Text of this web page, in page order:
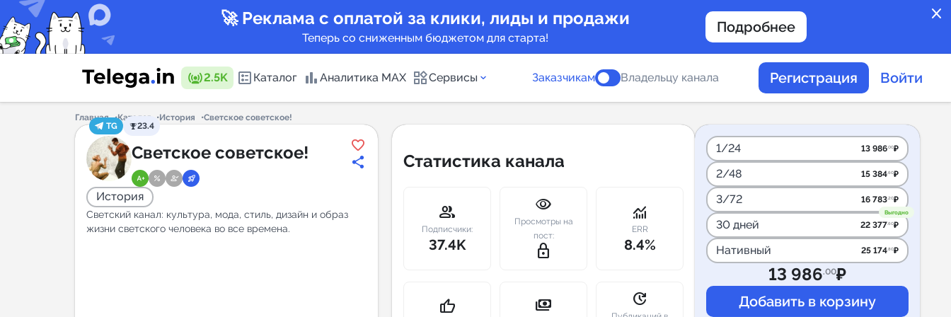
close
🚀 Реклама с оплатой за клики, лиды и продажи
Теперь со сниженным бюджетом для старта!
Подробнее
2.5K Каталог Аналитика MAX Сервисы
Каталог каналов
Горящие предложения
Индекс читаемости каналов в
Telegram
New
сопровождение
Заказчикам Владельцу канала Регистрация Войти
Главная Каталог История
Светское советское!
TG
23.4
Светское советское!
История
Светский канал: культура, мода, стиль, дизайн и образ
жизни светского человека во все времена.
Статистика канала
group
Подписчики:
37.4K
visibility
Просмотры на
пост:
lock_outline
monitoring
ERR
8.4%
thumb_up payments update
1/24 13 986.00₽
2/48 15 384.60₽
3/72 16 783.20₽
Выгодно
30 дней 22 377.60₽
Нативный 25 174.80₽
13 986.00₽